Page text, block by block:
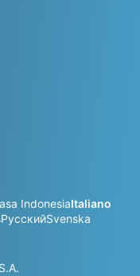
IndonesiaItaliano
РусскийSvenska